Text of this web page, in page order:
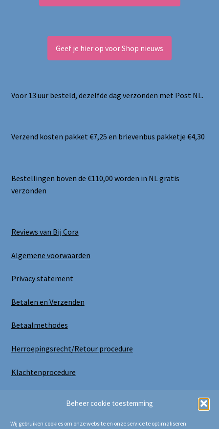
Beheer cookie toestemming
Wij gebruiken cookies om onze website en onze service te optimaliseren.
Geef je hier op voor Shop nieuws
Voor 13 uur besteld, dezelfde dag verzonden met Post NL.
Verzend kosten pakket €7,25 en brievenbus pakketje €4,30
Bestellingen boven de €110,00 worden in NL gratis
verzonden
Reviews van Bij Cora
Algemene voorwaarden
Privacy statement
Betalen en Verzenden
Betaalmethodes
Herroepingsrecht/Retour procedure
Klachtenprocedure